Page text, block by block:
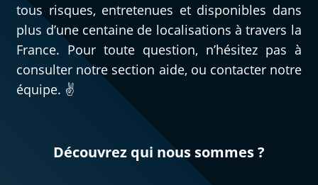
tous risques, entretenues et disponibles dans
plus d’une centaine de localisations à travers la
France. Pour toute question, n’hésitez pas à
consulter notre section aide, ou contacter notre
équipe. ✌️
Découvrez qui nous sommes ?